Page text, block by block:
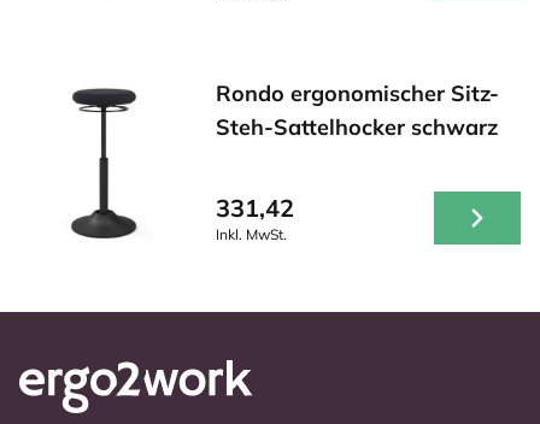
Rondo ergonomischer Sitz-
Steh-Sattelhocker schwarz
331,42
Inkl. MwSt.